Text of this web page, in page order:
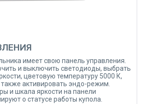
имеет свою панель управления.
и выключить светодиоды, выбрать
цветовую температуру 5000 К,
активировать эндо-режим.
и шкала яркости на панели
о статусе работы купола.